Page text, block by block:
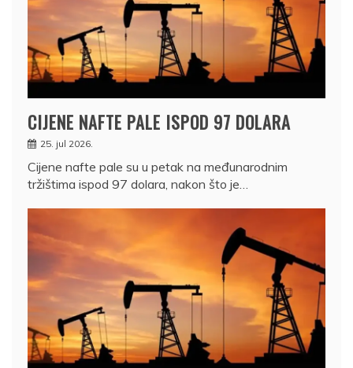
CIJENE NAFTE PALE ISPOD 97 DOLARA
25. jul 2026.
Cijene nafte pale su u petak na međunarodnim
tržištima ispod 97 dolara, nakon što je…